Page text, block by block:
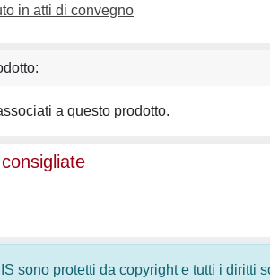
in atti di convegno
a questo prodotto.
sono protetti da copyright e tutti i diritti